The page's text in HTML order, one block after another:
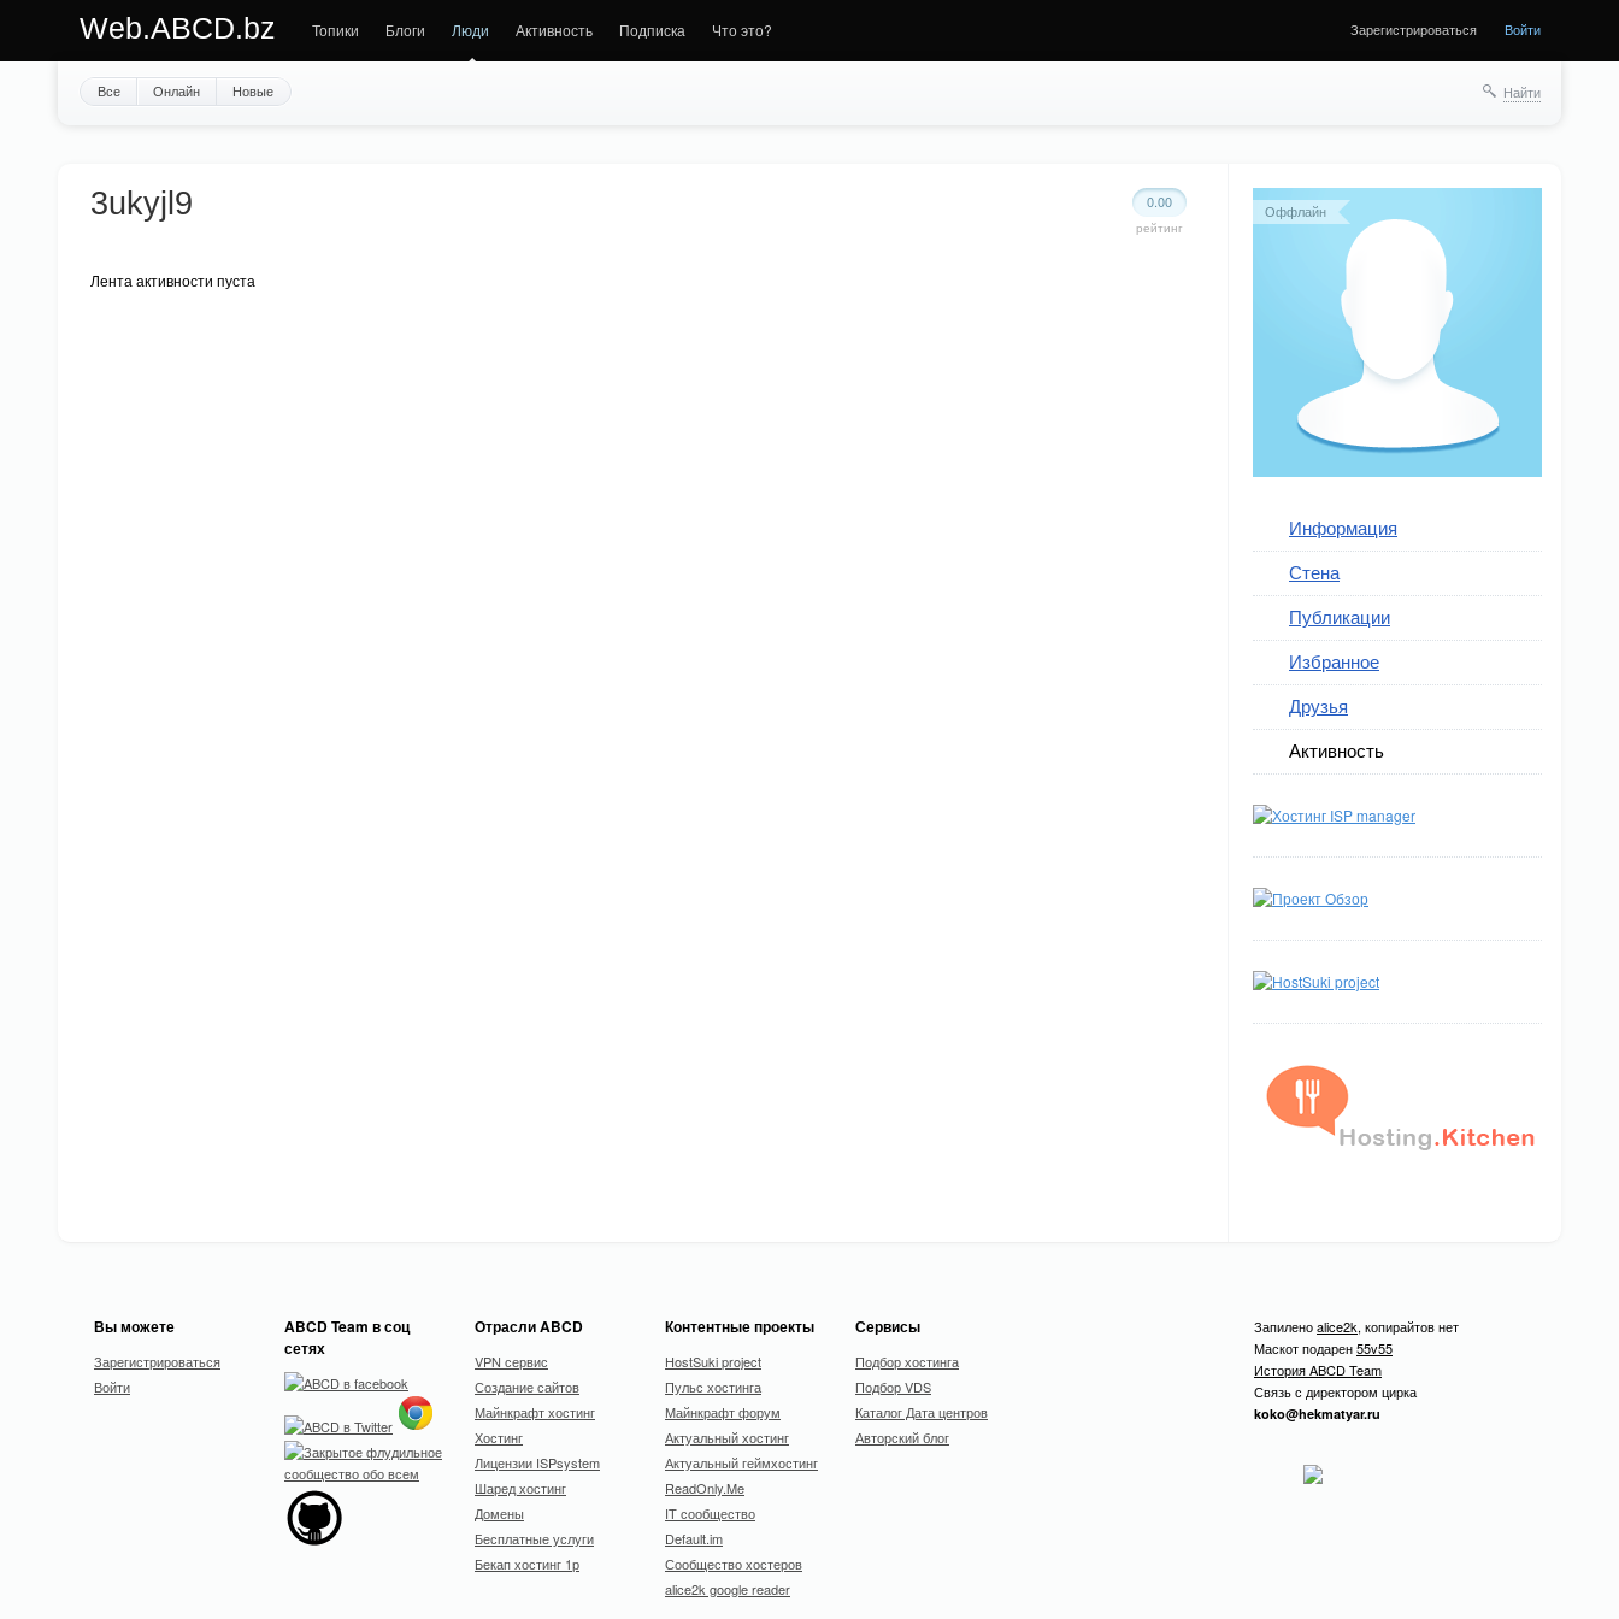
Web.ABCD.bz Топики Блоги Люди Активность Подписка Что это? Зарегистрироваться Войти
Все Онлайн Новые Найти
Оффлайн
Информация
Стена
Публикации
Избранное
Друзья
Активность
0.00
рейтинг
3ukyjl9
Лента активности пуста
Вы можете
Зарегистрироваться
Войти
ABCD Team в соц
сетях
Отрасли ABCD
VPN сервис
Создание сайтов
Майнкрафт хостинг
Хостинг
Лицензии ISPsystem
Шаред хостинг
Домены
Бесплатные услуги
Бекап хостинг 1р
Контентные проекты
HostSuki project
Пульс хостинга
Майнкрафт форум
Актуальный хостинг
Актуальный геймхостинг
ReadOnly.Me
IT сообщество
Default.im
Сообщество хостеров
alice2k google reader
Сервисы
Подбор хостинга
Подбор VDS
Каталог Дата центров
Авторский блог
Запиленоalice2k, копирайтов нет
Маскот подарен55v55
История ABCD Team
Связь с директором цирка
koko@hekmatyar.ru